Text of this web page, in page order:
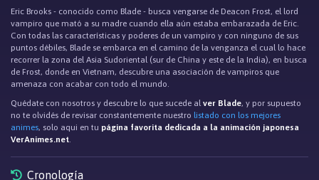
Eric Brooks - conocido como Blade - busca vengarse de Deacon Frost, el lord
vampiro que mató a su madre cuando ella aún estaba embarazada de Eric.
Con todas las características y poderes de un vampiro y con ninguno de sus
puntos débiles, Blade se embarca en el camino de la venganza el cual lo hace
recorrer la zona del Asia Sudoriental (sur de China y este de la India), en busca
de Frost, donde en Vietnam, descubre una asociación de vampiros que
amenaza con acabar con todo el mundo.
Quédate con nosotros y descubre lo que sucede alver Blade, y por supuesto
no te olvidés de revisar constantemente nuestro listado con los mejores
animes, solo aqui en tu página favorita dedicada a la animación japonesa
VerAnimes.net.
Cronología